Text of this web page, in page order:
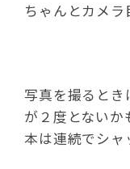
ちゃんとカメ
写真を撮ると
が２度とない
本は連続でシャ